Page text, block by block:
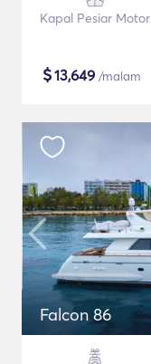
Kapal Pesiar Motor
$13,649 /malam
Falcon 86